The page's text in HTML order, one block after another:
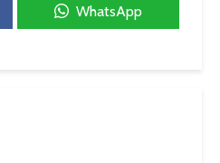
WhatsApp